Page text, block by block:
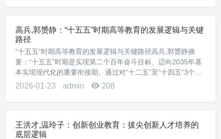
n
高兵,郭赟静：“十五五”时期高等教育的发展逻辑与关键
路径
“十五五”时期高等教育的发展逻辑与关键路径高兵,郭赟静摘
要：“十五五”时期是实现第二个百年奋斗目标、迈向2035年基
本实现现代化的重要衔接期。通过对“十二五”至“十四五”3个五
年规划中治理主体、政策话语、实施机制的三维分析，揭示高
2026-01-23 admin 208
王洪才,温玲子：创新创业教育：拔尖创新人才培养的
底层逻辑